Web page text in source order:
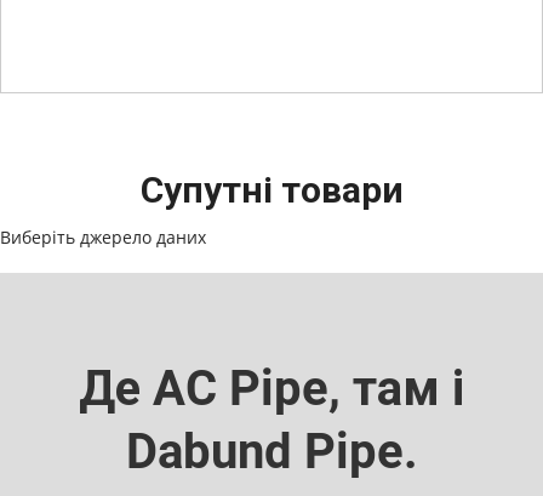
Супутні товари
Виберіть джерело даних
Де AC Pipe, там і
Dabund Pipe.